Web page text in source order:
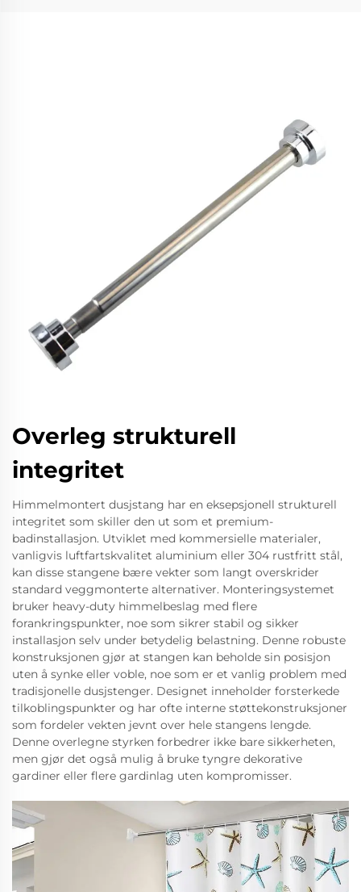
Overleg strukturell
integritet
Himmelmontert dusjstang har en eksepsjonell strukturell
integritet som skiller den ut som et premium-
badinstallasjon. Utviklet med kommersielle materialer,
vanligvis luftfartskvalitet aluminium eller 304 rustfritt stål,
kan disse stangene bære vekter som langt overskrider
standard veggmonterte alternativer. Monteringsystemet
bruker heavy-duty himmelbeslag med flere
forankringspunkter, noe som sikrer stabil og sikker
installasjon selv under betydelig belastning. Denne robuste
konstruksjonen gjør at stangen kan beholde sin posisjon
uten å synke eller voble, noe som er et vanlig problem med
tradisjonelle dusjstenger. Designet inneholder forsterkede
tilkoblingspunkter og har ofte interne støttekonstruksjoner
som fordeler vekten jevnt over hele stangens lengde.
Denne overlegne styrken forbedrer ikke bare sikkerheten,
men gjør det også mulig å bruke tyngre dekorative
gardiner eller flere gardinlag uten kompromisser.